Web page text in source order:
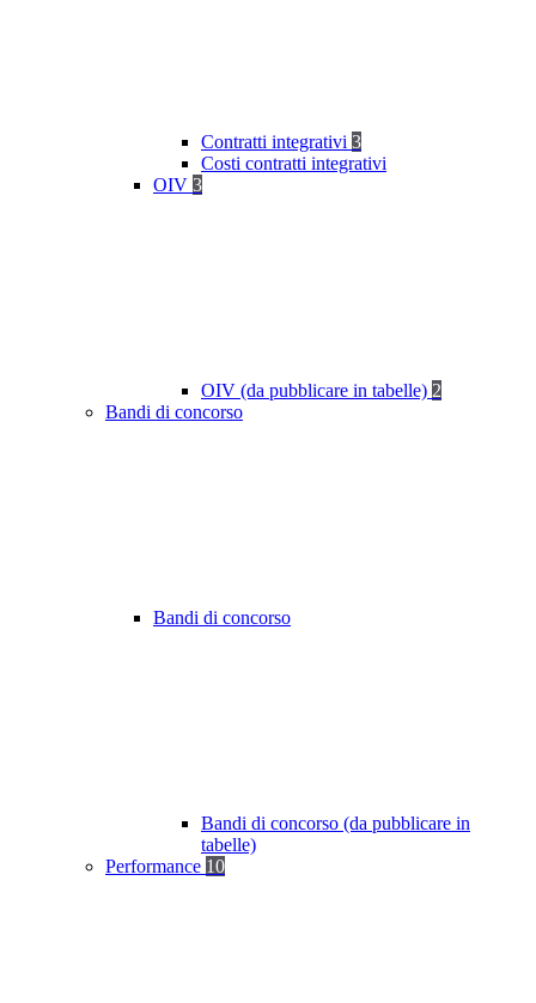
Contratti integrativi 3
Costi contratti integrativi
OIV 3
OIV (da pubblicare in tabelle) 2
Bandi di concorso
Bandi di concorso
Bandi di concorso (da pubblicare in
tabelle)
Performance 10